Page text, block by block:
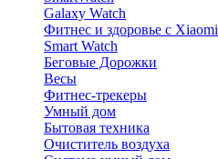
Galaxy Watch
Фитнес и здоровье с Xiaomi
Smart Watch
Беговые Дорожки
Весы
Фитнес-трекеры
Умный дом
Бытовая техника
Очиститель воздуха